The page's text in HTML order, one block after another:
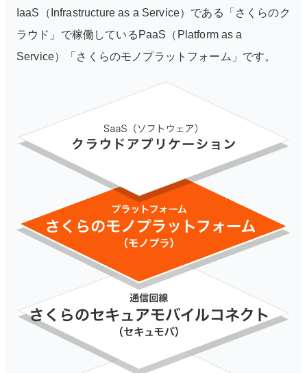
IaaS（Infrastructure as a Service）である「さくらのク
ラウド」で稼働しているPaaS（Platform as a
Service）「さくらのモノプラットフォーム」です。